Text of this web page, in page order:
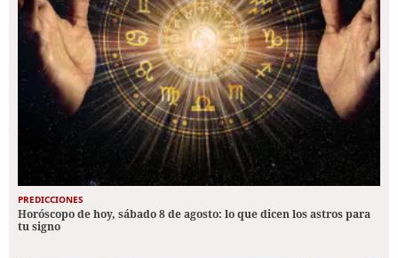
PREDICCIONES
Horóscopo de hoy, sábado 8 de agosto: lo que dicen los astros para
tu signo